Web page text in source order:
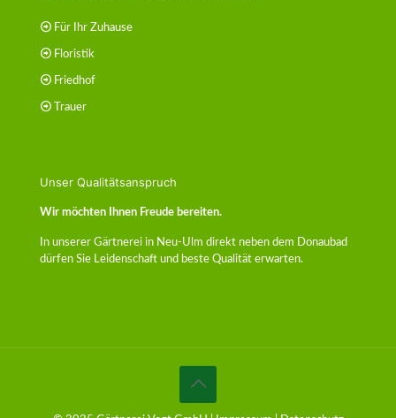
Für Ihr Zuhause
Floristik
Friedhof
Trauer
Unser Qualitätsanspruch
Wir möchten Ihnen Freude bereiten.
In unserer Gärtnerei in Neu-Ulm direkt neben dem Donaubad
dürfen Sie Leidenschaft und beste Qualität erwarten.